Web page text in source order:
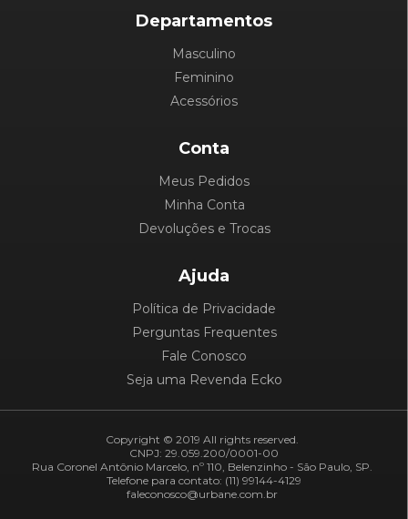
Departamentos
Masculino
Feminino
Acessórios
Conta
Meus Pedidos
Minha Conta
Devoluções e Trocas
Ajuda
Política de Privacidade
Perguntas Frequentes
Fale Conosco
Seja uma Revenda Ecko
Copyright © 2019 All rights reserved.
CNPJ: 29.059.200/0001-00
Rua Coronel Antônio Marcelo, nº 110, Belenzinho - São Paulo, SP.
Telefone para contato: (11) 99144-4129
faleconosco@urbane.com.br